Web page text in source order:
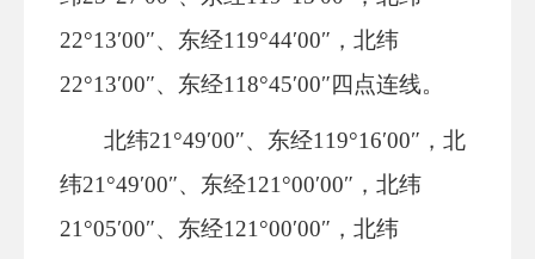
22°13′00″、东经119°44′00″，北纬
22°13′00″、东经118°45′00″四点连线。
北纬21°49′00″、东经119°16′00″，北
纬21°49′00″、东经121°00′00″，北纬
21°05′00″、东经121°00′00″，北纬